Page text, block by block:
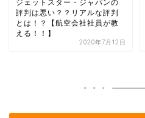
ジェットスター・ジャパンの
評判は悪い？？リアルな評判
とは！？【航空会社社員が教
える！！】
2020年7月12日